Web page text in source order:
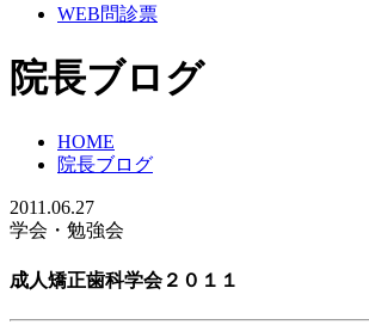
WEB問診票
院長ブログ
HOME
院長ブログ
2011.06.27
学会・勉強会
成人矯正歯科学会２０１１